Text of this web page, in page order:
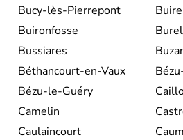
Bucy-lès-Pierrepont
Buire
Buironfosse
Bussiares
Béthancourt-en-Vaux
Bézu-le-Guéry
Camelin
Caulaincourt